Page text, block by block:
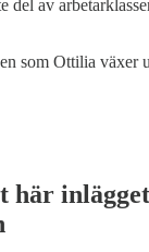
del av
som Ottilia
här